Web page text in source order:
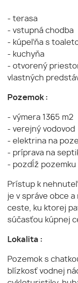
- terasa
- vstupná chodba
- kúpeľňa s
- kuchyňa
- otvorený
vlastných
Pozemok :
- výmera 1365 m2
- verejný vodovod
- elektrina na
- príprava na
- pozdĺž
Prístup k
je v správe obce
ceste, ku ktorej
súčasťou kúpnej
Lokalita :
Pozemok s
blízkosť vodnej